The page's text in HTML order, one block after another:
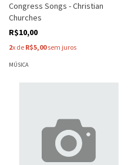
Congress Songs - Christian
Churches
R$10,00
2x de R$5,00sem juros
MÚSICA